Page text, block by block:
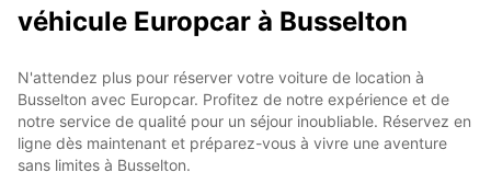
véhicule Europcar à Busselton
N'attendez plus pour réserver votre voiture de location à
Busselton avec Europcar. Profitez de notre expérience et de
notre service de qualité pour un séjour inoubliable. Réservez en
ligne dès maintenant et préparez-vous à vivre une aventure
sans limites à Busselton.